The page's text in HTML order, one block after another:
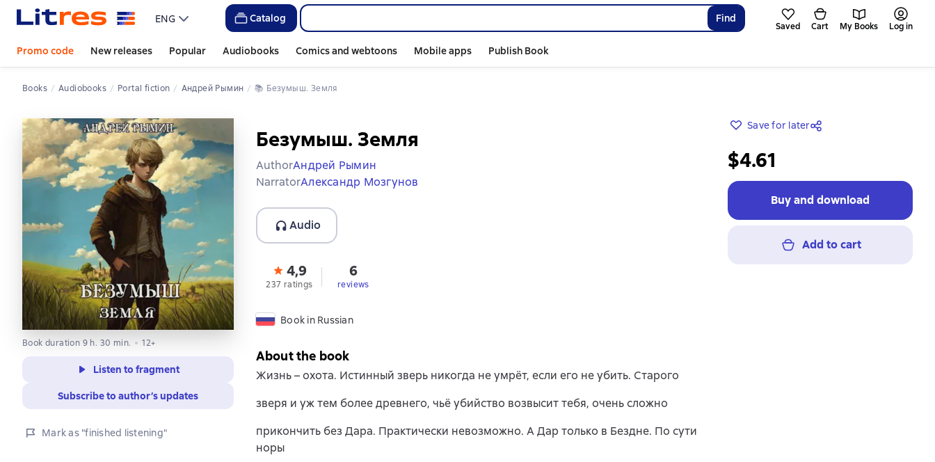
ENG Catalog Find
Saved Cart My Books Log in
Promo code New releases Popular Audiobooks Comics and webtoons Mobile apps Publish Book
Books Audiobooks Portal fiction Андрей Рымин 📚 Безумыш. Земля
Book duration 9 h. 30 min. 12+
Listen to fragment
Subscribe to author’s updates
Mark as "finished listening"
Безумыш. Земля
AuthorАндрей Рымин
NarratorАлександр Мозгунов
Audio
4,9
237 ratings
6
reviews
Book in Russian
Save for later
$4.61
Buy and download
Add to cart
About the book
Жизнь – охота. Истинный зверь никогда не умрёт, если его не убить. Старого
зверя и уж тем более древнего, чьё убийство возвысит тебя, очень сложно
прикончить без Дара. Практически невозможно. А Дар только в Бездне. По сути
норы